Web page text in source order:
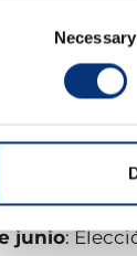
Necessary
de San Juan
la Miel
se
se
junio: